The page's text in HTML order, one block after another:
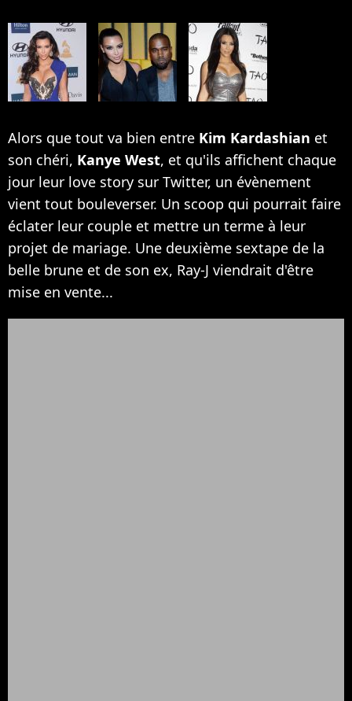
Alors que tout va bien entre Kim Kardashian et
son chéri, Kanye West, et qu'ils affichent chaque
jour leur love story sur Twitter, un évènement
vient tout bouleverser. Un scoop qui pourrait faire
éclater leur couple et mettre un terme à leur
projet de mariage. Une deuxième sextape de la
belle brune et de son ex, Ray-J viendrait d'être
mise en vente...